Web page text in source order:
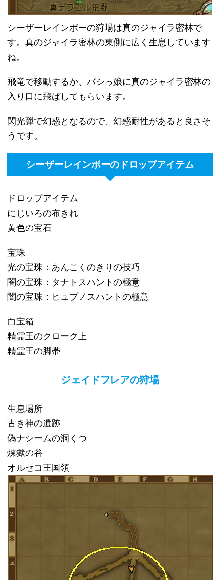
シーザーレインボーの狩場は真のジャイラ密林で
す。真のジャイラ密林の東側に広く生息しています
ね。
飛竜で移動するか、バシっ娘に真のジャイラ密林の
入り口に飛ばしてもらいます。
閃光弾で幻惑となるので、幻惑耐性があると良さそ
うです。
シーザーレインボーのドロップアイテム
ドロップアイテム
にじいろの布きれ
黄色の宝石
宝珠
光の宝珠：あんこくのきりの技巧
闇の宝珠：タナトスハントの極意
闇の宝珠：ヒュプノスハントの極意
白宝箱
精霊王のクローク上
精霊王の脚帯
ジェイドフレアの狩場
生息場所
古き神の遺跡
偽ナシームの洞くつ
煉獄の谷
オルセコ王国領